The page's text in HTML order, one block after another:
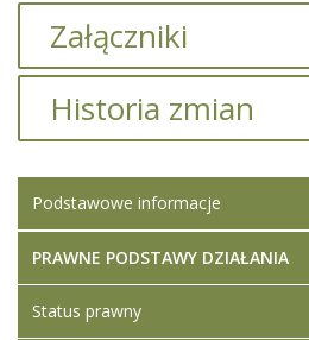
Załączniki
Tytuł
nauczyciel
współorganizujący
kształcenie
Historia zmian
Artykuł został
utworzony.
Dodane
załączniki
wynik naboru -
piątek,
11
lipiec
Podstawowe informacje
PRAWNE PODSTAWY DZIAŁANIA
Status prawny